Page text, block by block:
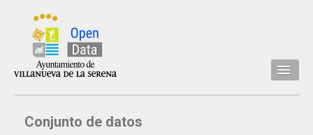
Inicio
Datos
Conjunto de datos